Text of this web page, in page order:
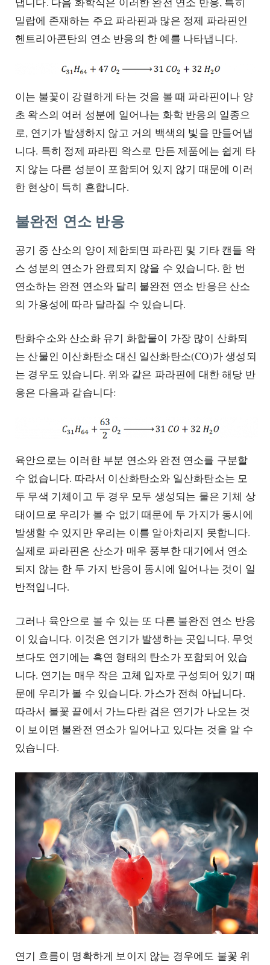
밀랍에 존재하는 주요 파라핀과 많은 정제 파라핀인
헨트리아콘탄의 연소 반응의 한 예를 나타냅니다.
이는 불꽃이 강렬하게 타는 것을 볼 때 파라핀이나 양
초 왁스의 여러 성분에 일어나는 화학 반응의 일종으
로, 연기가 발생하지 않고 거의 백색의 빛을 만들어냅
니다. 특히 정제 파라핀 왁스로 만든 제품에는 쉽게 타
지 않는 다른 성분이 포함되어 있지 않기 때문에 이러
한 현상이 특히 흔합니다.
불완전 연소 반응
공기 중 산소의 양이 제한되면 파라핀 및 기타 캔들 왁
스 성분의 연소가 완료되지 않을 수 있습니다. 한 번
연소하는 완전 연소와 달리 불완전 연소 반응은 산소
의 가용성에 따라 달라질 수 있습니다.
탄화수소와 산소화 유기 화합물이 가장 많이 산화되
는 산물인 이산화탄소 대신 일산화탄소(CO)가 생성되
는 경우도 있습니다. 위와 같은 파라핀에 대한 해당 반
응은 다음과 같습니다:
육안으로는 이러한 부분 연소와 완전 연소를 구분할
수 없습니다. 따라서 이산화탄소와 일산화탄소는 모
두 무색 기체이고 두 경우 모두 생성되는 물은 기체 상
태이므로 우리가 볼 수 없기 때문에 두 가지가 동시에
발생할 수 있지만 우리는 이를 알아차리지 못합니다.
실제로 파라핀은 산소가 매우 풍부한 대기에서 연소
되지 않는 한 두 가지 반응이 동시에 일어나는 것이 일
반적입니다.
그러나 육안으로 볼 수 있는 또 다른 불완전 연소 반응
이 있습니다. 이것은 연기가 발생하는 곳입니다. 무엇
보다도 연기에는 흑연 형태의 탄소가 포함되어 있습
니다. 연기는 매우 작은 고체 입자로 구성되어 있기 때
문에 우리가 볼 수 있습니다. 가스가 전혀 아닙니다.
따라서 불꽃 끝에서 가느다란 검은 연기가 나오는 것
이 보이면 불완전 연소가 일어나고 있다는 것을 알 수
있습니다.
연기 흐름이 명확하게 보이지 않는 경우에도 불꽃 위